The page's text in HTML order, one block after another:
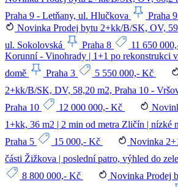
Praha 9 - Letňany, ul. Hlučkova
Praha 9
Novinka Prodej bytu 2+kk/B/SK, OV,
ul. Sokolovská
Praha 8 11 650
Korunní - Vinohrady | 1+1 po rekonstrukci
domě
Praha 3 5 550 000,- Kč
2+kk/B/SK, DV, 58,20 m2, Praha 10 -
Praha 10
12 000 000,- Kč
1+kk, 36 m2 | 2 min od metra Zličín | nízké
Praha 5
15 000,- Kč Novinka
části Žižkova | poslední patro, výhled do
8 800 000,- Kč
Novinka Prodej